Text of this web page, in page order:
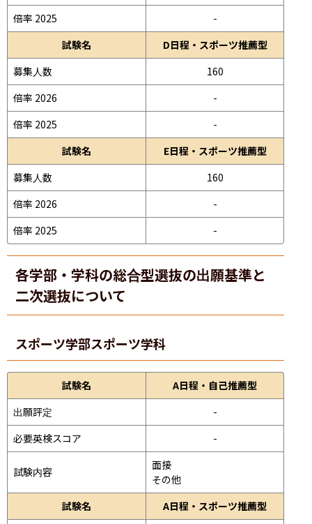
倍率 2025
-
試験名
D日程・スポーツ推薦型
募集人数
160
倍率 2026
-
倍率 2025
-
試験名
E日程・スポーツ推薦型
募集人数
160
倍率 2026
-
倍率 2025
-
各学部・学科の総合型選抜の出願基準と
二次選抜について
スポーツ学部スポーツ学科
試験名
A日程・自己推薦型
出願評定
-
必要英検スコア
-
試験内容
面接
その他
試験名
A日程・スポーツ推薦型